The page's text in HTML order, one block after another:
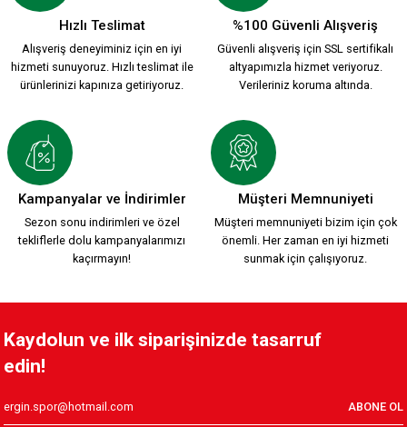
Hızlı Teslimat
Alışveriş deneyiminiz için en iyi
hizmeti sunuyoruz. Hızlı teslimat ile
ürünlerinizi kapınıza getiriyoruz.
%100 Güvenli Alışveriş
Güvenli alışveriş için SSL sertifikalı
altyapımızla hizmet veriyoruz.
Verileriniz koruma altında.
Kampanyalar ve İndirimler
Sezon sonu indirimleri ve özel
tekliflerle dolu kampanyalarımızı
kaçırmayın!
Müşteri Memnuniyeti
Müşteri memnuniyeti bizim için çok
önemli. Her zaman en iyi hizmeti
sunmak için çalışıyoruz.
Kaydolun ve ilk siparişinizde tasarruf
edin!
ABONE OL